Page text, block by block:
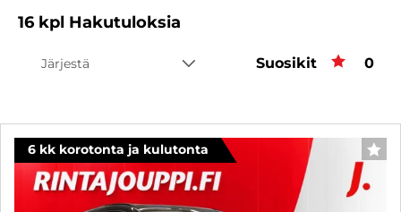
16 kpl Hakutuloksia
Järjestä Suosikit 0
6 kk korotonta ja kulutonta